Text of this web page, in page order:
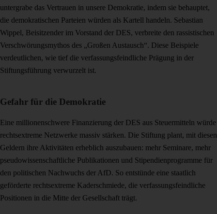
untergrabe das Vertrauen in unsere Demokratie, indem sie behauptet,
die demokratischen Parteien würden als Kartell handeln. Sebastian
Wippel, Beisitzender im Vorstand der DES, verbreite den rassistischen
Verschwörungsmythos des „Großen Austausch“. Diese Beispiele
verdeutlichen, wie tief die verfassungsfeindliche Prägung in der
Stiftungsführung verwurzelt ist.
Gefahr für die Demokratie
Eine millionenschwere Finanzierung der DES aus Steuermitteln würde
rechtsextreme Netzwerke massiv stärken. Die Stiftung plant, mit diesen
Geldern ihre Aktivitäten erheblich auszubauen: mehr Seminare, mehr
pseudowissenschaftliche Publikationen und Stipendienprogramme für
den politischen Nachwuchs der AfD. So entstünde eine staatlich
geförderte rechtsextreme Kaderschmiede, die verfassungsfeindliche
Positionen in die Mitte der Gesellschaft trägt.